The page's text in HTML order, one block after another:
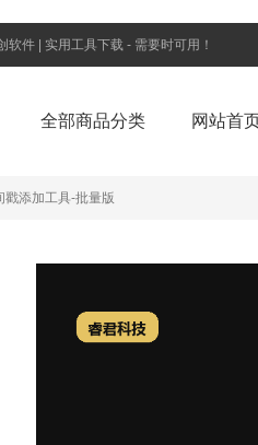
件 | 实用工具下载 - 需要时可用！
全部商品分类 网站首
戳添加工具-批量版